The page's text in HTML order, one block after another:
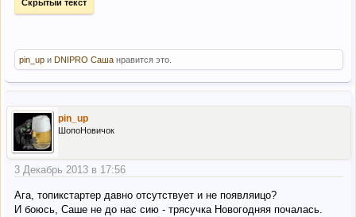
Скрытый текст
pin_up и DNIPRO Саша нравится это.
pin_up
ШопоНовичок
3 Декабрь 2013 в 17:56
Ага, топикстартер давно отсутствует и не появляицо?
И боюсь, Саше не до нас сию - трясучка Новогодняя почалась.